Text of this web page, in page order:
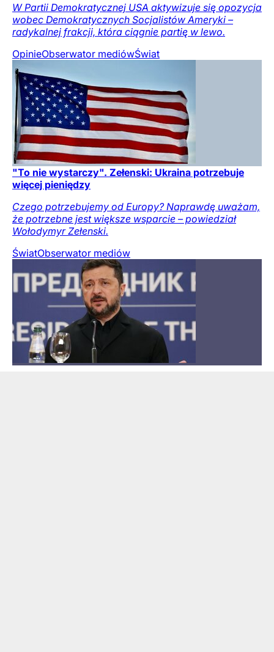
W Partii Demokratycznej USA aktywizuje się opozycja
wobec Demokratycznych Socjalistów Ameryki –
radykalnej frakcji, która ciągnie partię w lewo.
OpinieObserwator mediówŚwiat
"To nie wystarczy". Zełenski: Ukraina potrzebuje
więcej pieniędzy
Czego potrzebujemy od Europy? Naprawdę uważam,
że potrzebne jest większe wsparcie – powiedział
Wołodymyr Zełenski.
ŚwiatObserwator mediów